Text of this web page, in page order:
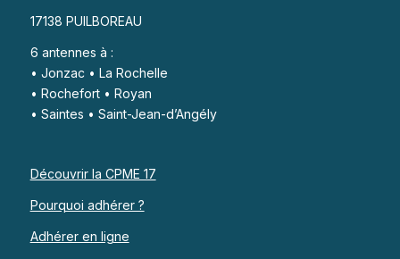
17138 PUILBOREAU
6 antennes à :
• Jonzac • La Rochelle
• Rochefort • Royan
• Saintes • Saint-Jean-d’Angély
Découvrir la CPME 17
Pourquoi adhérer ?
Adhérer en ligne